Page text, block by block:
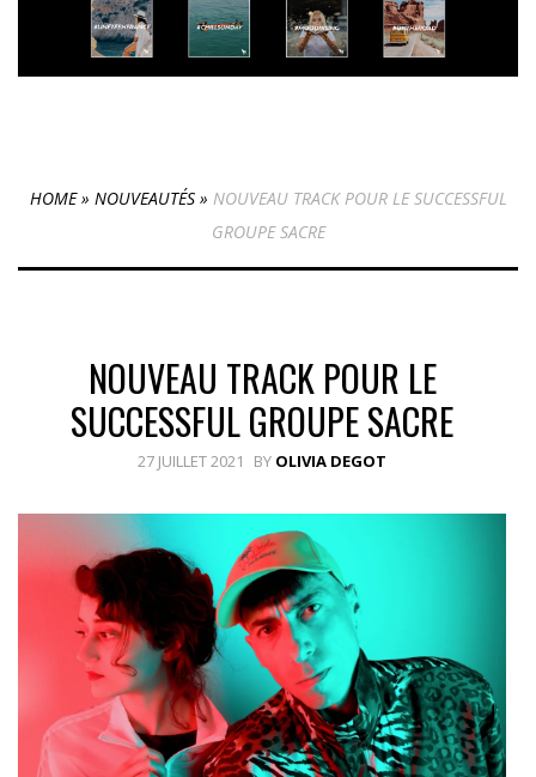
HOME» NOUVEAUTÉS» NOUVEAU TRACK POUR LE SUCCESSFUL
GROUPE SACRE
NOUVEAU TRACK POUR LE
SUCCESSFUL GROUPE SACRE
27 JUILLET 2021 BY OLIVIA DEGOT